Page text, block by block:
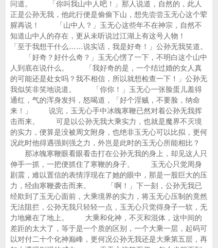
问道。 「你叫我山中人吧！」那人说道，自然的，此人
正是公孙无我，他此行便是偷偷下山，想先尝尝玉无心这个荤
腥再说！ 「山中人？」玉无心这些年不在神宗，自然不
知道山中人的存在，更从未听说过江湖上有这号人物！
「至于我想干什么……说实话，我是好奇！」公孙无我笑道。
「好奇？好什么奇？」玉无心愣了一下，不明白这个山中
人到底在说什么。 「我好奇的是，一个结过婚的女人真
的可能还是处女吗？我不相信，所以就想检查一下！」公孙无
我似笑非笑地说道。 「你你！」玉无心一张脸蛋儿羞得
通红，气的浑身发抖，怒喝道，「好个淫贼，不要脸，纳命
来！」 说完，玉无心手中冰魄寒鞭已然对着公孙无我挥
击而来。 可是以公孙无我大乘实力，也就是魔界不灭境
的实力，便算是没被周文附身，也绝非玉无心可以比拟，更何
况此时他得遇强则强之力，外岂是此时的玉无心所能相比？
那冰魄寒鞭眼看眼看击打在公孙无我的身上，却见这人只
伸手一抓，一把便抓住了寒鞭的身子。 玉无心只觉周身
剧震，难以置信的表情浮现在了她的眼中，那是一股巨大的压
力，经由寒鞭袭击而来。 「啊！」下一刻，公孙无我已
经欺到了玉无心面前，大乘境界的实力，将玉无心压制的竟然
无法阻拦，公孙无我只轻轻一点，玉无心只觉得身子一软，无
力地瘫在了地上。 大乘和化神，不灭和混体，这中间的
差距的太大了，等于是一个质的区别，一个大乘一层，起码可
以对付二十个化神巅峰，更何况公孙无我还是大乘第五层，再